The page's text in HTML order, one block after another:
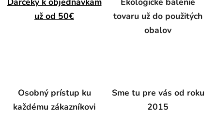
už od 50€
tovaru už do použitých
obalov
Osobný prístup ku
každému zákazníkovi
Sme tu pre vás od roku
2015